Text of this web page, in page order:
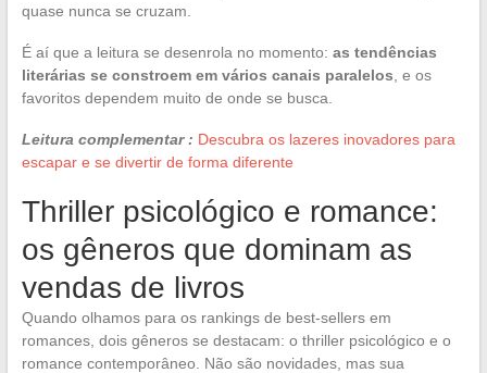
quase nunca se cruzam.
É aí que a leitura se desenrola no momento: as tendências
literárias se constroem em vários canais paralelos , e os
favoritos dependem muito de onde se busca.
Leitura complementar : Descubra os lazeres inovadores para
escapar e se divertir de forma diferente
Thriller psicológico e romance:
os gêneros que dominam as
vendas de livros
Quando olhamos para os rankings de best-sellers em
romances, dois gêneros se destacam: o thriller psicológico e o
romance contemporâneo. Não são novidades, mas sua